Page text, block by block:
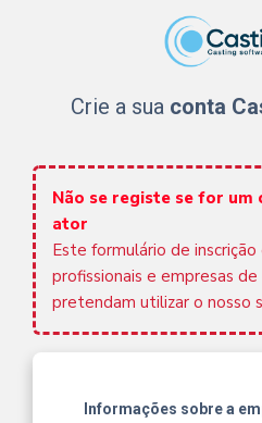
Crie a sua conta
Não se registe se for
ator
Este formulário de inscrição
profissionais e empresas
pretendam utilizar o nosso
Informações sobre a